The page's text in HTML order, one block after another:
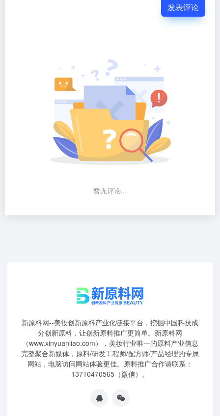
发表评论
暂无评论...
新原料网--美妆创新原料产业化链接平台，挖掘中国科技成
分创新原料，让创新原料推广更简单。新原料网
（www.xinyuanliao.com），美妆行业唯一的原料产业信息
完整聚合新媒体，原料/研发工程师/配方师/产品经理的专属
网站，电脑访问网站体验更佳。原料推广合作请联系：
13710470565（微信）。